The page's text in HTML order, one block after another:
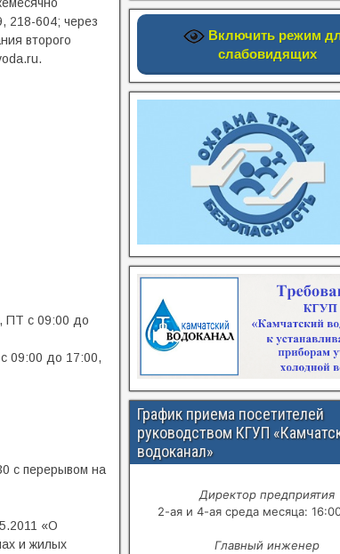
218-604; через
второго
ПТ с 09:00 до
09:00 до 17:00,
с перерывом на
«О
и жилых
Включить режим
слабовидящих
График приема посетителей
руководством КГУП
водоканал»
Директор предприятия
2-ая и 4-ая среда месяца:
Главный инженер